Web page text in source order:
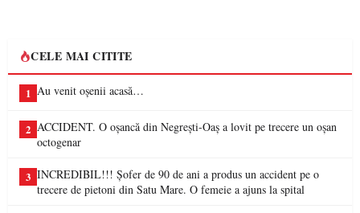
CELE MAI CITITE
1 Au venit oșenii acasă…
2 ACCIDENT. O oșancă din Negrești-Oaș a lovit pe trecere un oșan
octogenar
3 INCREDIBIL!!! Șofer de 90 de ani a produs un accident pe o
trecere de pietoni din Satu Mare. O femeie a ajuns la spital